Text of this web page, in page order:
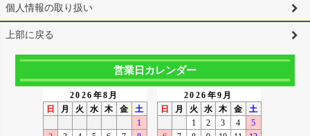
個人情報の取り扱い
上部に戻る
営業日カレンダー